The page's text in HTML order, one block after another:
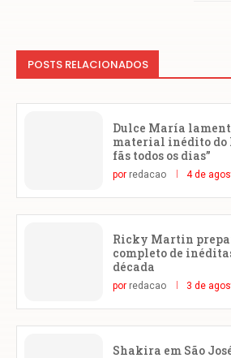
POSTS RELACIONADOS
Dulce María
material inédito do
fãs todos os dias”
por redacao 4 de
Ricky Martin
completo de
década
por redacao 3 de
Shakira em São